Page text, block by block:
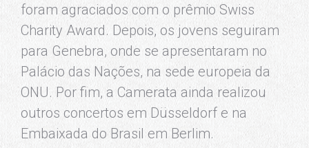
foram agraciados com o prêmio Swiss
Charity Award. Depois, os jovens seguiram
para Genebra, onde se apresentaram no
Palácio das Nações, na sede europeia da
ONU. Por fim, a Camerata ainda realizou
outros concertos em Düsseldorf e na
Embaixada do Brasil em Berlim.